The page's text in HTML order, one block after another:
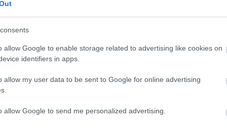
allow Google to enable storage related to advertising like cookies on
identifiers in apps.
allow my user data to be sent to Google for online advertising
allow Google to send me personalized advertising.
βίντεο συγκέντρωση